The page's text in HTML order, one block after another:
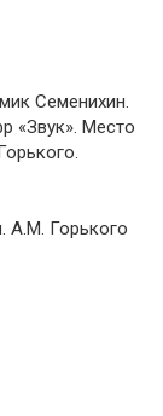
Семенихин.
«Звук». Место
А.М. Горького